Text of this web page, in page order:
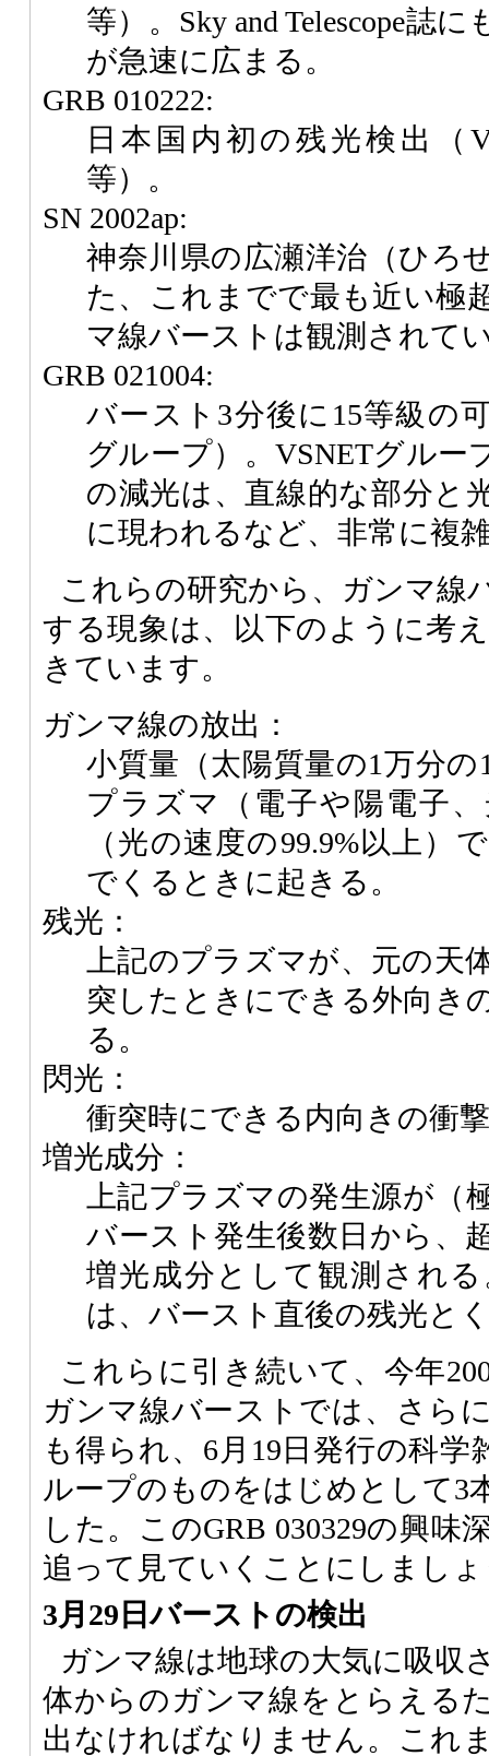
等）。Sky and Telescope誌
が急速に広まる。
GRB 010222:
日本国内初の残光検出（
等）。
SN 2002ap:
神奈川県の広瀬洋治（ひろ
た、これまでで最も近い極
マ線バーストは観測されて
GRB 021004:
バースト3分後に15等級の
グループ）。VSNETグルー
の減光は、直線的な部分と
に現われるなど、非常に複
これらの研究から、ガンマ線
する現象は、以下のように考
きています。
ガンマ線の放出：
小質量（太陽質量の1万分
プラズマ（電子や陽電子
（光の速度の99.9%以上）
でくるときに起きる。
残光：
上記のプラズマが、元の天
突したときにできる外向き
る。
閃光：
衝突時にできる内向きの衝
増光成分：
上記プラズマの発生源が（
バースト発生後数日から、
増光成分として観測され
は、バースト直後の残光と
これらに引き続いて、今年
ガンマ線バーストでは、さら
も得られ、6月19日発行の科学
ループのものをはじめとして3
した。このGRB 030329の興味
追って見ていくことにしまし
3月29日バーストの検出
ガンマ線は地球の大気に吸収
体からのガンマ線をとらえる
出なければなりません。これ